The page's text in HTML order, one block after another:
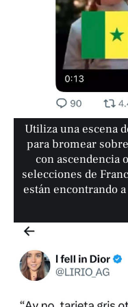
Utiliza una escena
para bromear
con ascendencia
selecciones de
están encontrando